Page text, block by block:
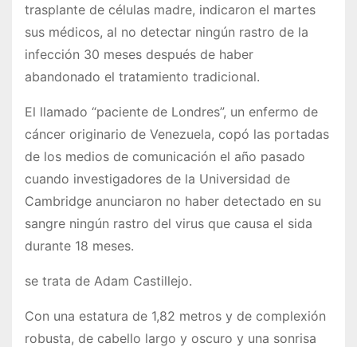
trasplante de células madre, indicaron el martes
sus médicos, al no detectar ningún rastro de la
infección 30 meses después de haber
abandonado el tratamiento tradicional.
El llamado “paciente de Londres”, un enfermo de
cáncer originario de Venezuela, copó las portadas
de los medios de comunicación el año pasado
cuando investigadores de la Universidad de
Cambridge anunciaron no haber detectado en su
sangre ningún rastro del virus que causa el sida
durante 18 meses.
se trata de Adam Castillejo.
Con una estatura de 1,82 metros y de complexión
robusta, de cabello largo y oscuro y una sonrisa